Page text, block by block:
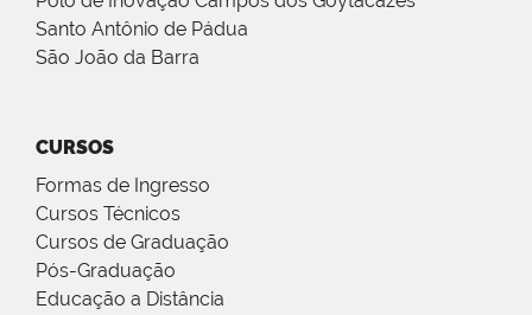
Santo Antônio de Pádua
São João da Barra
CURSOS
Formas de Ingresso
Cursos Técnicos
Cursos de Graduação
Pós-Graduação
Educação a Distância